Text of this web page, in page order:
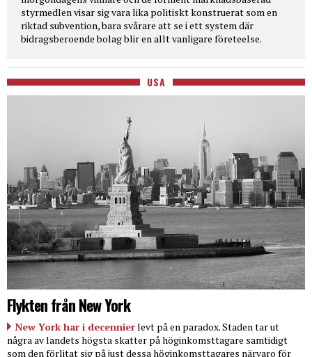
styrmedlen visar sig vara lika politiskt konstruerat som en
riktad subvention, bara svårare att se i ett system där
bidragsberoende bolag blir en allt vanligare företeelse.
USA
Flykten från New York
New York har i decennierlevt på en paradox. Staden tar ut
några av landets högsta skatter på höginkomsttagare samtidigt
som den förlitat sig på just dessa höginkomsttagares närvaro för